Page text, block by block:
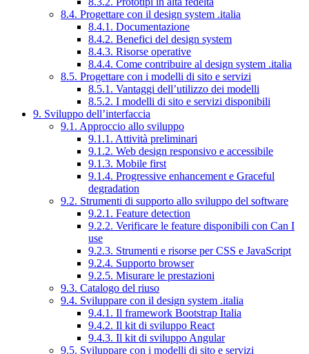
8.4. Progettare con il design system .italia
8.4.1. Documentazione
8.4.2. Benefici del design system
8.4.3. Risorse operative
8.4.4. Come contribuire al design system .italia
8.5. Progettare con i modelli di sito e servizi
8.5.1. Vantaggi dell’utilizzo dei modelli
8.5.2. I modelli di sito e servizi disponibili
9. Sviluppo dell’interfaccia
9.1. Approccio allo sviluppo
9.1.1. Attività preliminari
9.1.2. Web design responsivo e accessibile
9.1.3. Mobile first
9.1.4. Progressive enhancement e Graceful
degradation
9.2. Strumenti di supporto allo sviluppo del software
9.2.1. Feature detection
9.2.2. Verificare le feature disponibili con Can I
use
9.2.3. Strumenti e risorse per CSS e JavaScript
9.2.4. Supporto browser
9.2.5. Misurare le prestazioni
9.3. Catalogo del riuso
9.4. Sviluppare con il design system .italia
9.4.1. Il framework Bootstrap Italia
9.4.2. Il kit di sviluppo React
9.4.3. Il kit di sviluppo Angular
9.5. Sviluppare con i modelli di sito e servizi